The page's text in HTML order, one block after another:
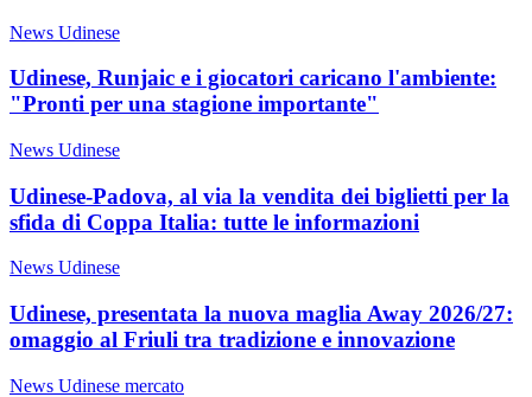
News Udinese
Udinese, Runjaic e i giocatori caricano l'ambiente:
"Pronti per una stagione importante"
News Udinese
Udinese-Padova, al via la vendita dei biglietti per la
sfida di Coppa Italia: tutte le informazioni
News Udinese
Udinese, presentata la nuova maglia Away 2026/27:
omaggio al Friuli tra tradizione e innovazione
News Udinese mercato